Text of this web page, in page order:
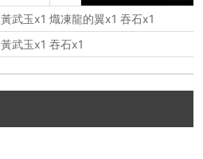
黃武玉x1 熾凍龍的翼x1 吞石x1
黃武玉x1 吞石x1